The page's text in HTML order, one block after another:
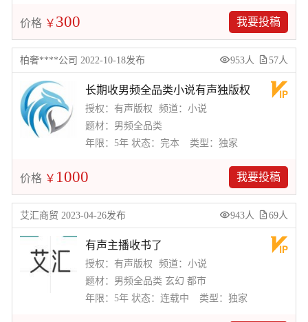
价格 ￥ 300 我要投稿
柏奢****公司 2022-10-18发布 953人 57人
长期收男频全品类小说有声独版权
授权：有声版权
频道：小说
题材：男频全品类
年限：5年 状态：完本 类型：独家
价格 ￥ 1000 我要投稿
艾汇商贸 2023-04-26发布 943人 69人
有声主播收书了
授权：有声版权
频道：小说
题材：男频全品类 玄幻 都市
年限：5年 状态：连载中 类型：独家